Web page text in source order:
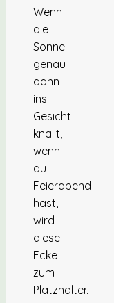
Wenn
die
Sonne
genau
dann
ins
Gesicht
knallt,
wenn
du
Feierabend
hast,
wird
diese
Ecke
zum
Platzhalter.